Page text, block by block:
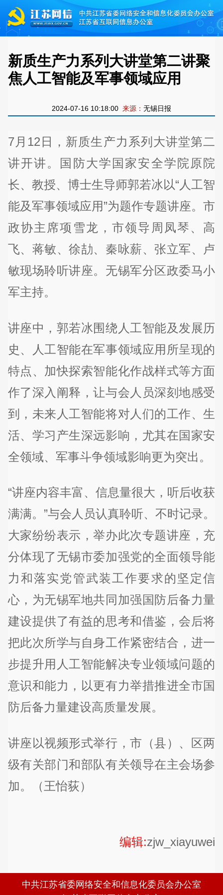
新质生产力系列大讲堂第二讲聚
焦人工智能及军事领域应用
2024-07-16 10:18:00 来源： 无锡日报
7月12日，新质生产力系列大讲堂第二
讲开讲。国防大学国家安全学院原院
长、教授、博士生导师郭若冰以“人工智
能及军事领域应用”为题作专题讲座。市
政协主席项雪龙，市领导周凤琴、高
飞、蒋敏、徐劼、秦咏薪、张立军、卢
敏现场聆听讲座。无锡军分区政委马小
军主持。
讲座中，郭若冰围绕人工智能及发展历
史、人工智能在军事领域应用所呈现的
特点、加快探索智能化作战样式等方面
作了深入阐释，让与会人员深刻地感受
到，未来人工智能将对人们的工作、生
活、学习产生深远影响，尤其在国家安
全领域、军事斗争领域影响更为突出。
“讲座内容丰富、信息量很大，听后收获
满满。”与会人员认真聆听、不时记录。
大家纷纷表示，举办此次专题讲座，充
分体现了无锡市委加强党的全面领导能
力和落实党管武装工作要求的坚定信
心，为无锡军地共同加强国防后备力量
建设提供了有益的思考和借鉴，会后将
把此次所学与自身工作紧密结合，进一
步提升用人工智能解决专业领域问题的
意识和能力，以更有力举措推进全市国
防后备力量建设高质量发展。
讲座以视频形式举行，市（县）、区两
级有关部门和部队有关领导在主会场参
加。（王怡荻）
编辑:zjw_xiayuwei
中共江苏省委网络安全和信息化委员会办公室